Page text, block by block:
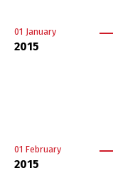
01 January
2015
01 February
2015